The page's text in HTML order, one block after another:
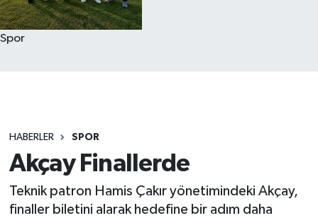
Spor
HABERLER SPOR
Akçay Finallerde
Teknik patron Hamis Çakır yönetimindeki Akçay,
finaller biletini alarak hedefine bir adım daha